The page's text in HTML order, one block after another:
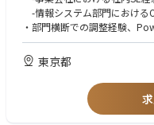
-情報システム部門における
・部門横断での調整経験、
【歓迎】
・セキュリティ要件を踏まえ
・SaaSやクラウド導入にお
・ITガバナンス、リスクマネ
東京都